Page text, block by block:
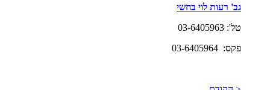
גב' רעות לוי בחשי
טל': 03-6405963
פקס: 03-6405964